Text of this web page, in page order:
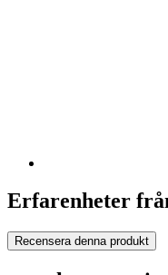
Erfarenheter
Recensera denna produkt